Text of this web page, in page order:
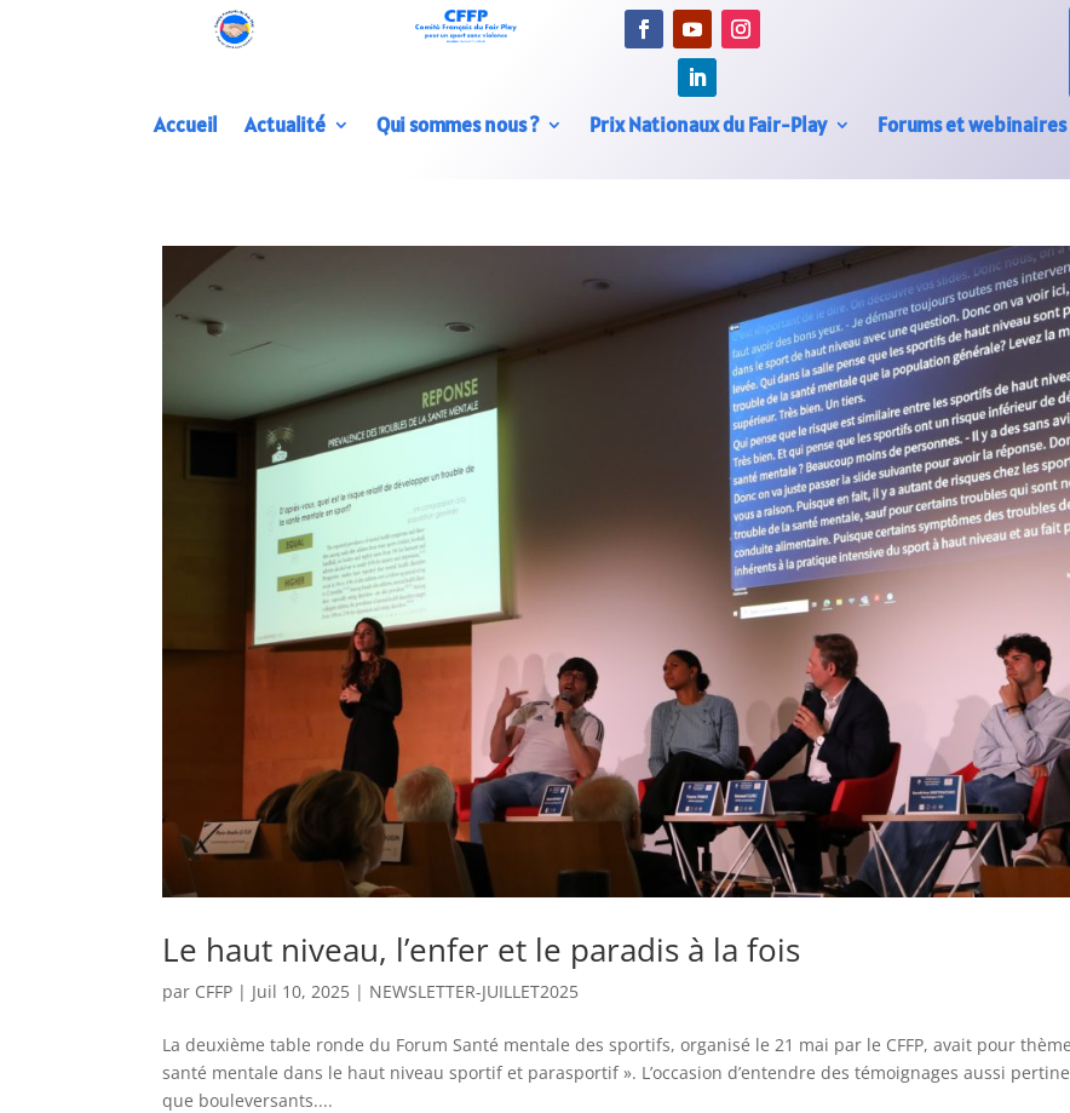
Accueil Actualité Qui sommes nous ? Prix Nationaux du Fair-Play Forums et webinaires
Le haut niveau, l’enfer et le paradis à la fois
par CFFP | Juil 10, 2025 | NEWSLETTER-JUILLET2025
La deuxième table ronde du Forum Santé mentale des sportifs, organisé le 21 mai par le CFFP, avait pour
santé mentale dans le haut niveau sportif et parasportif ». L’occasion d’entendre des témoignages aussi
que bouleversants....